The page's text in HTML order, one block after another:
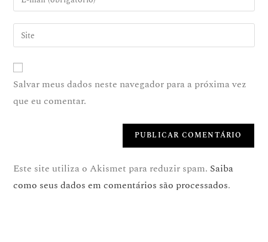
Salvar meus dados neste navegador para a próxima vez
que eu comentar.
Este site utiliza o Akismet para reduzir spam. Saiba
como seus dados em comentários são processados.